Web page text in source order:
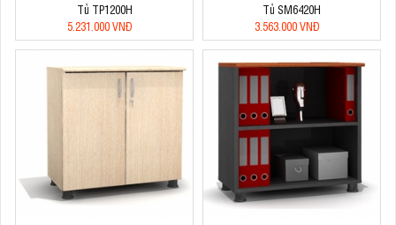
Tủ TP1200H
5.231.000 VNĐ
Tủ SM6420H
3.563.000 VNĐ